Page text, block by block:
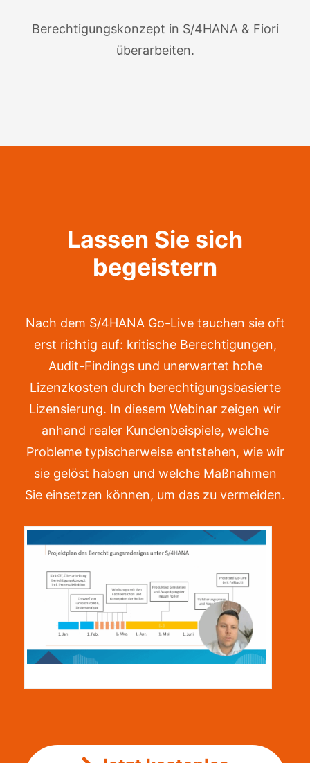
Berechtigungskonzept in S/4HANA & Fiori
überarbeiten.
Lassen Sie sich
begeistern
Nach dem S/4HANA Go-Live tauchen sie oft
erst richtig auf: kritische Berechtigungen,
Audit-Findings und unerwartet hohe
Lizenzkosten durch berechtigungsbasierte
Lizensierung. In diesem Webinar zeigen wir
anhand realer Kundenbeispiele, welche
Probleme typischerweise entstehen, wie wir
sie gelöst haben und welche Maßnahmen
Sie einsetzen können, um das zu vermeiden.